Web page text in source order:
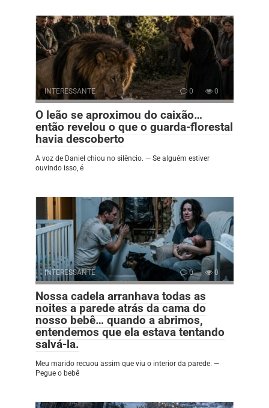
INTERESSANTE 0 0
O leão se aproximou do caixão…
então revelou o que o guarda-florestal
havia descoberto
A voz de Daniel chiou no silêncio. — Se alguém estiver
ouvindo isso, é
INTERESSANTE 0 0
Nossa cadela arranhava todas as
noites a parede atrás da cama do
nosso bebê… quando a abrimos,
entendemos que ela estava tentando
salvá-la.
Meu marido recuou assim que viu o interior da parede. —
Pegue o bebê